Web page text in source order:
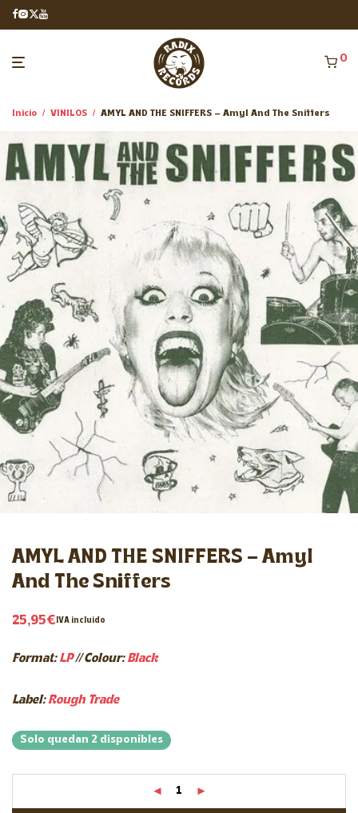
0
Inicio / VINILOS / AMYL AND THE SNIFFERS – Amyl And The Sniffers
AMYL AND THE SNIFFERS – Amyl
And The Sniffers
25,95€IVA incluido
Format:LP//Colour:Black
Label:Rough Trade
Solo quedan 2 disponibles